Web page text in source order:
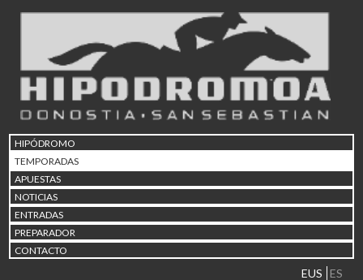
HIPÓDROMO
TEMPORADAS
APUESTAS
NOTICIAS
ENTRADAS
PREPARADOR
CONTACTO
EUS ES